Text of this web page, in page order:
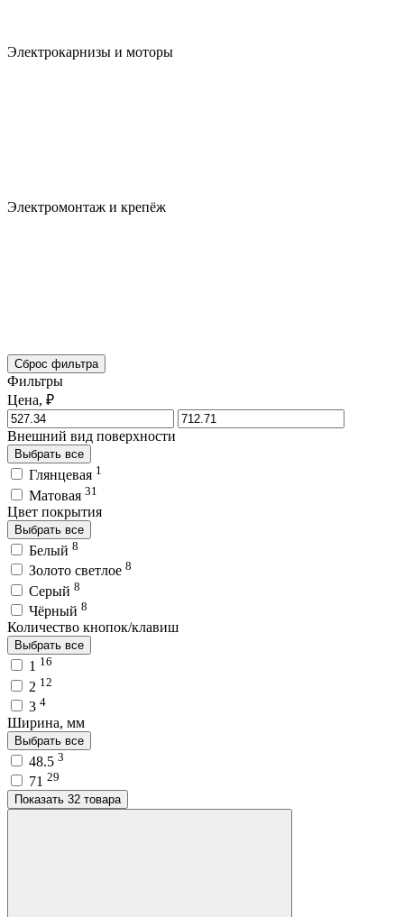
Электрокарнизы и моторы
Электромонтаж и крепёж
Сброс фильтра
Фильтры
Цена, ₽
Внешний вид поверхности
Выбрать все
Глянцевая 1
Матовая 31
Цвет покрытия
Выбрать все
Белый 8
Золото светлое 8
Серый 8
Чёрный 8
Количество кнопок/клавиш
Выбрать все
1 16
2 12
3 4
Ширина, мм
Выбрать все
48.5 3
71 29
Показать 32 товара